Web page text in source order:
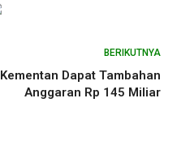
BERIKUTNYA
Kementan Dapat Tambahan
Anggaran Rp 145 Miliar